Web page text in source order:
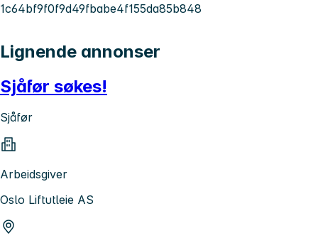
1c64bf9f0f9d49fbabe4f155da85b848
Lignende annonser
Sjåfør søkes!
Sjåfør
Arbeidsgiver
Oslo Liftutleie AS